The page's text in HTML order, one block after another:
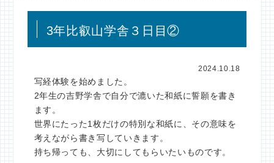
3年比叡山学舎３日目②
2024.10.18
写経体験を始めました。
2年生の吉野学舎で自分で漉いた和紙に誓願を書き
ます。
世界にたった1枚だけの特別な和紙に、その意味を
考えながら書き写していきます。
持ち帰っても、大切にしてもらいたいものです。